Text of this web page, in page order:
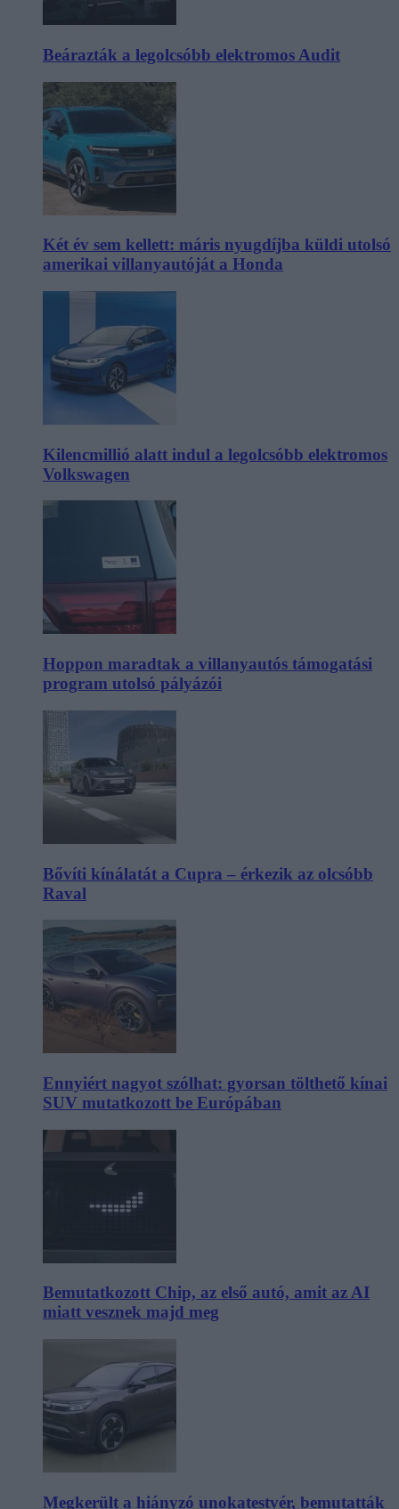
Beárazták a legolcsóbb elektromos Audit
Két év sem kellett: máris nyugdíjba küldi utolsó
amerikai villanyautóját a Honda
Kilencmillió alatt indul a legolcsóbb elektromos
Volkswagen
Hoppon maradtak a villanyautós támogatási
program utolsó pályázói
Bővíti kínálatát a Cupra – érkezik az olcsóbb
Raval
Ennyiért nagyot szólhat: gyorsan tölthető kínai
SUV mutatkozott be Európában
Bemutatkozott Chip, az első autó, amit az AI
miatt vesznek majd meg
Megkerült a hiányzó unokatestvér, bemutatták